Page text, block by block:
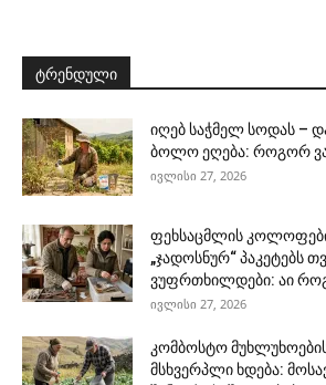
ტრენდული
იღებ საჭმელ სოდას –
ბოლო ეღება: როგორ
ივლისი 27, 2026
ფეხსაცმლის
„ჯადოსნურ“ პაკეტებს
ვუფრთხილდები: აი
ივლისი 27, 2026
კომბოსტო
მსხვერპლი ხდება: